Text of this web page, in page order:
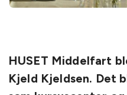
HUSET Middelfart
Kjeld Kjeldsen. Det